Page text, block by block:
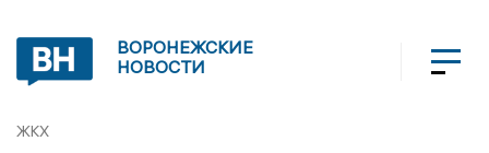
ВОРОНЕЖСКИЕ
НОВОСТИ
ЖКХ